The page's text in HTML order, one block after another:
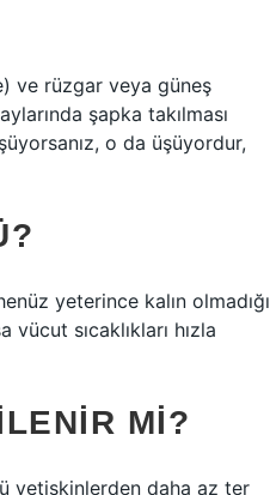
ve rüzgar veya güneş
şapka takılması
o da üşüyordur,
yeterince kalın olmadığı
vücut sıcaklıkları hızla
MI?
yetişkinlerden daha az ter